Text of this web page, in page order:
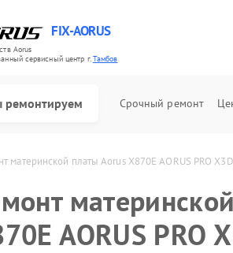
FIX-AORUS
Aorus
cервисный центр г.Тамбов
Срочный ремонт
материнской платы Aorus X870E AORUS PRO
AORUS PRO